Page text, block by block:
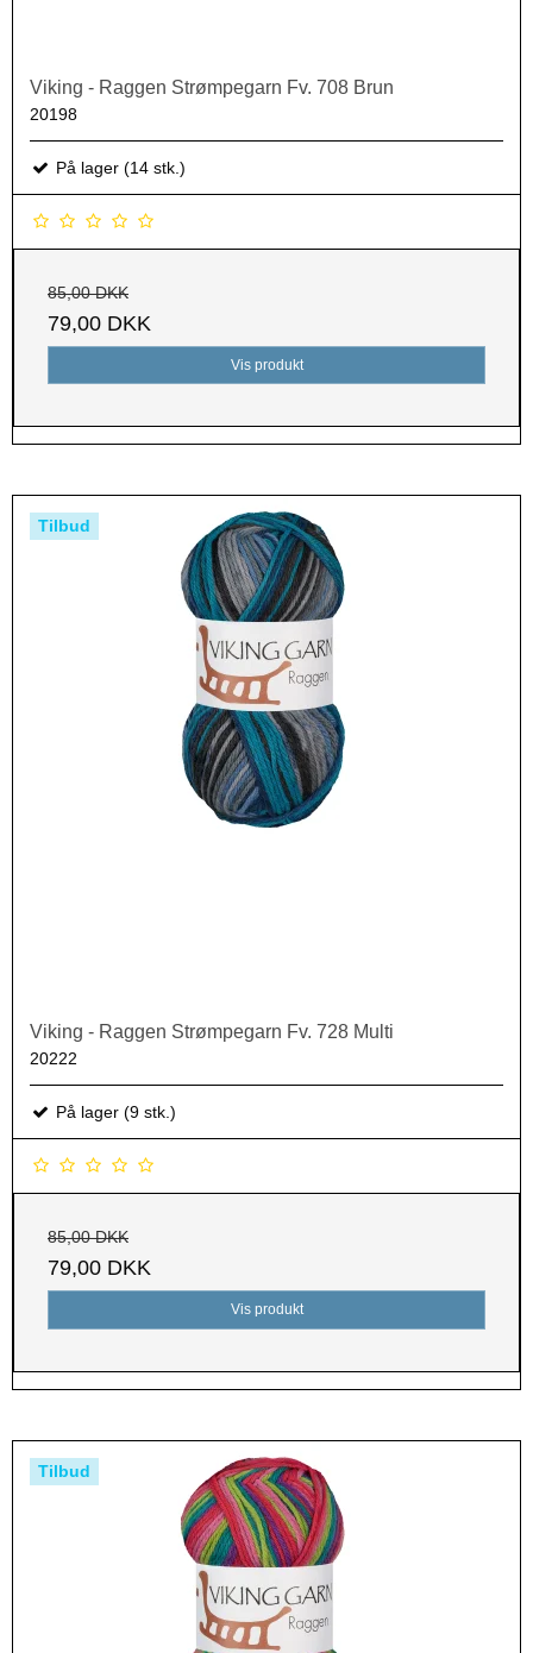
Viking - Raggen Strømpegarn Fv. 708 Brun
20198
På lager (14 stk.)
85,00 DKK
79,00 DKK
Vis produkt
Tilbud
Viking - Raggen Strømpegarn Fv. 728 Multi
20222
På lager (9 stk.)
85,00 DKK
79,00 DKK
Vis produkt
Tilbud